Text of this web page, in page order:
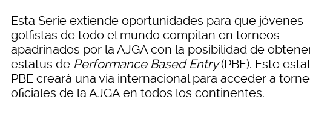
Esta Serie extiende oportunidades para que jóvenes
golfistas de todo el mundo compitan en torneos
apadrinados por la AJGA con la posibilidad de
estatus de Performance Based Entry(PBE). Este
PBE creará una vía internacional para acceder a
oficiales de la AJGA en todos los continentes.